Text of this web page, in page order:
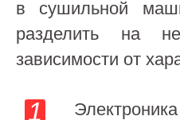
в сушильной
разделить на
зависимости от